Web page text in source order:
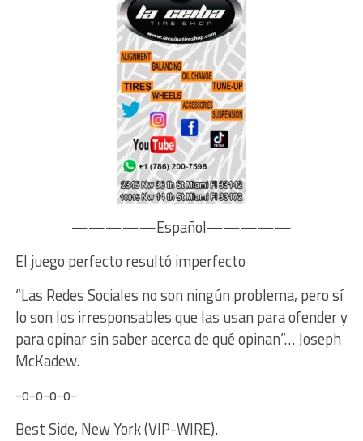
—————Español—————
El juego perfecto resultó imperfecto
“Las Redes Sociales no son ningún problema, pero sí
lo son los irresponsables que las usan para ofender y
para opinar sin saber acerca de qué opinan”… Joseph
McKadew.
-o-o-o-o-
Best Side, New York (VIP-WIRE).